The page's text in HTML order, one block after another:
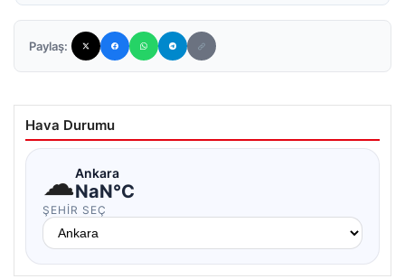
Paylaş:
Hava Durumu
☁Ankara
NaN°C
ŞEHIR SEÇ